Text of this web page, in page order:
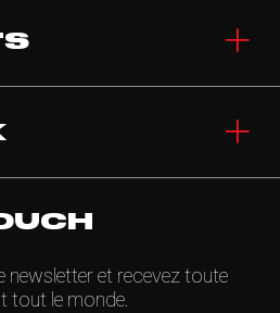
newsletter et recevez toute
tout le monde.